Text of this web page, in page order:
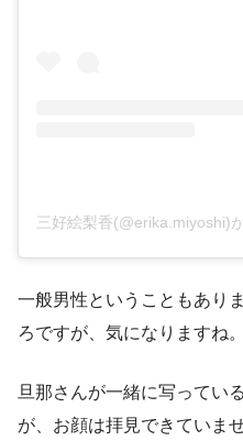
三好絵梨香(@erika.miyoshi)
一般男性ということもあり
ろですが、気になりますね。
旦那さんが一緒に写ってい
が、お顔は拝見できていませ